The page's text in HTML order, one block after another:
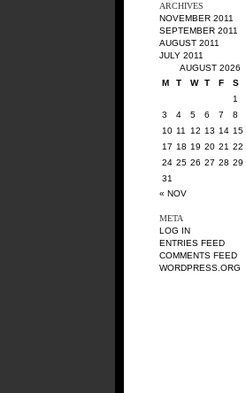
ARCHIVES
NOVEMBER 2011
SEPTEMBER 2011
AUGUST 2011
JULY 2011
AUGUST 2026
M
T W T F S
1
3
4 5 6 7 8
10 11 12 13 14 15
17 18 19 20 21 22
24 25 26 27 28 29
31
« NOV
META
LOG IN
ENTRIES FEED
COMMENTS FEED
WORDPRESS.ORG